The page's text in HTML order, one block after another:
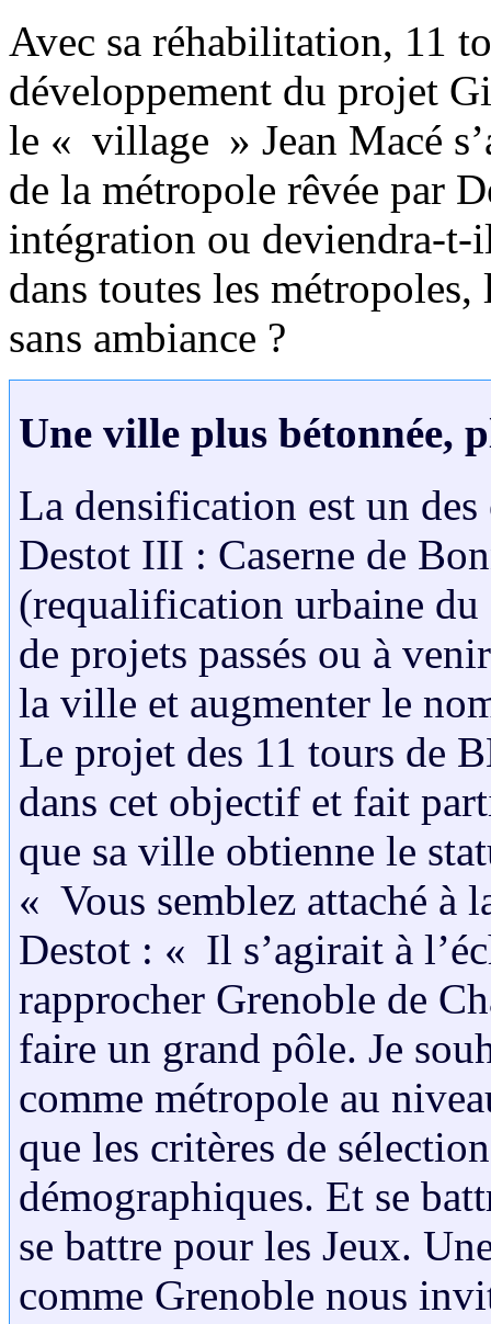
Avec sa réhabilitation, 11
développement du projet
le « village » Jean Macé
de la métropole rêvée par
intégration ou deviendra-
dans toutes les métropoles,
sans ambiance ?
Une ville plus bétonnée,
La densification est un
Destot III : Caserne de
(requalification urbaine
de projets passés ou à
la ville et augmenter le
Le projet des 11 tours de
dans cet objectif et fait
que sa ville obtienne le
« Vous semblez attaché à
Destot : « Il s’agirait à
rapprocher Grenoble de
faire un grand pôle. Je
comme métropole au
que les critères de
démographiques. Et se
se battre pour les Jeux.
comme Grenoble nous